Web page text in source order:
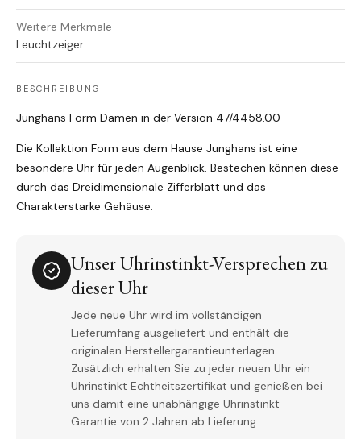
Weitere Merkmale
Leuchtzeiger
BESCHREIBUNG
Junghans Form Damen in der Version 47/4458.00
Die Kollektion Form aus dem Hause Junghans ist eine
besondere Uhr für jeden Augenblick. Bestechen können diese
durch das Dreidimensionale Zifferblatt und das
Charakterstarke Gehäuse.
Unser Uhrinstinkt-Versprechen zu
dieser Uhr
Jede neue Uhr wird im vollständigen
Lieferumfang ausgeliefert und enthält die
originalen Herstellergarantieunterlagen.
Zusätzlich erhalten Sie zu jeder neuen Uhr ein
Uhrinstinkt Echtheitszertifikat und genießen bei
uns damit eine unabhängige Uhrinstinkt-
Garantie von 2 Jahren ab Lieferung.